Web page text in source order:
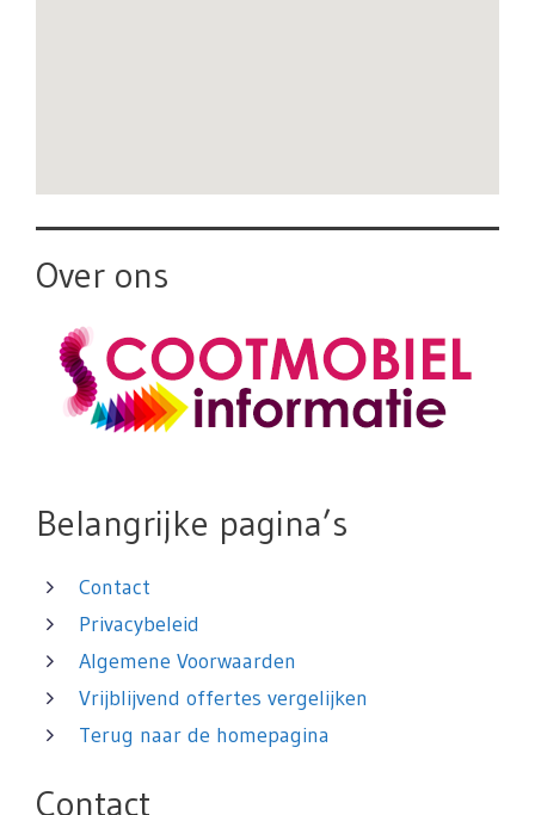
Over ons
Belangrijke pagina’s
Contact
Privacybeleid
Algemene Voorwaarden
Vrijblijvend offertes vergelijken
Terug naar de homepagina
Contact